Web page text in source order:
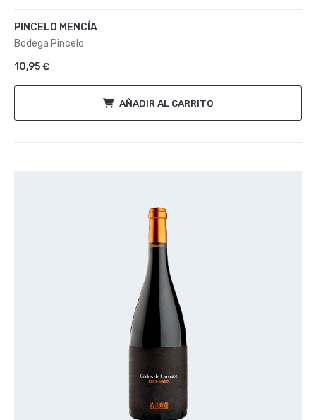
PINCELO MENCÍA
Bodega Pincelo
10,95€
AÑADIR AL CARRITO